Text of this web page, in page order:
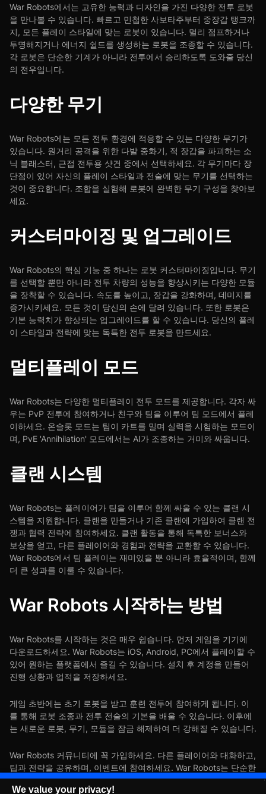
We value your privacy!
War Robots에서는 고유한 능력과 디자인을 가진 다양한 전투 로봇
을 만나볼 수 있습니다. 빠르고 민첩한 사보타주부터 중장갑 탱크까
지, 모든 플레이 스타일에 맞는 로봇이 있습니다. 멀리 점프하거나
투명해지거나 에너지 쉴드를 생성하는 로봇을 조종할 수 있습니다.
각 로봇은 단순한 기계가 아니라 전투에서 승리하도록 도와줄 당신
의 전우입니다.
다양한 무기
War Robots에는 모든 전투 환경에 적응할 수 있는 다양한 무기가
있습니다. 원거리 공격을 위한 다발 중화기, 적 장갑을 파괴하는 소
닉 블래스터, 근접 전투용 샷건 중에서 선택하세요. 각 무기마다 장
단점이 있어 자신의 플레이 스타일과 전술에 맞는 무기를 선택하는
것이 중요합니다. 조합을 실험해 로봇에 완벽한 무기 구성을 찾아보
세요.
커스터마이징 및 업그레이드
War Robots의 핵심 기능 중 하나는 로봇 커스터마이징입니다. 무기
를 선택할 뿐만 아니라 전투 차량의 성능을 향상시키는 다양한 모듈
을 장착할 수 있습니다. 속도를 높이고, 장갑을 강화하며, 데미지를
증가시키세요. 모든 것이 당신의 손에 달려 있습니다. 또한 로봇은
기본 능력치가 향상되는 업그레이드를 할 수 있습니다. 당신의 플레
이 스타일과 전략에 맞는 독특한 전투 로봇을 만드세요.
멀티플레이 모드
War Robots는 다양한 멀티플레이 전투 모드를 제공합니다. 각자 싸
우는 PvP 전투에 참여하거나 친구와 팀을 이루어 팀 모드에서 플레
이하세요. 온슬롯 모드는 팀이 카트를 밀며 실력을 시험하는 모드이
며, PvE 'Annihilation' 모드에서는 AI가 조종하는 거미와 싸웁니다.
클랜 시스템
War Robots는 플레이어가 팀을 이루어 함께 싸울 수 있는 클랜 시
스템을 지원합니다. 클랜을 만들거나 기존 클랜에 가입하여 클랜 전
쟁과 협력 전략에 참여하세요. 클랜 활동을 통해 독특한 보너스와
보상을 얻고, 다른 플레이어와 경험과 전략을 교환할 수 있습니다.
War Robots에서 팀 플레이는 재미있을 뿐 아니라 효율적이며, 함께
더 큰 성과를 이룰 수 있습니다.
War Robots 시작하는 방법
War Robots를 시작하는 것은 매우 쉽습니다. 먼저 게임을 기기에
다운로드하세요. War Robots는 iOS, Android, PC에서 플레이할 수
있어 원하는 플랫폼에서 즐길 수 있습니다. 설치 후 계정을 만들어
진행 상황과 업적을 저장하세요.
게임 초반에는 초기 로봇을 받고 훈련 전투에 참여하게 됩니다. 이
를 통해 로봇 조종과 전투 전술의 기본을 배울 수 있습니다. 이후에
는 새로운 로봇, 무기, 모듈을 잠금 해제하여 더 강해질 수 있습니다.
War Robots 커뮤니티에 꼭 가입하세요. 다른 플레이어와 대화하고,
팁과 전략을 공유하며, 이벤트에 참여하세요. War Robots는 단순한
게임이 아니라 모두가 흥미를 찾을 수 있는 세계입니다.